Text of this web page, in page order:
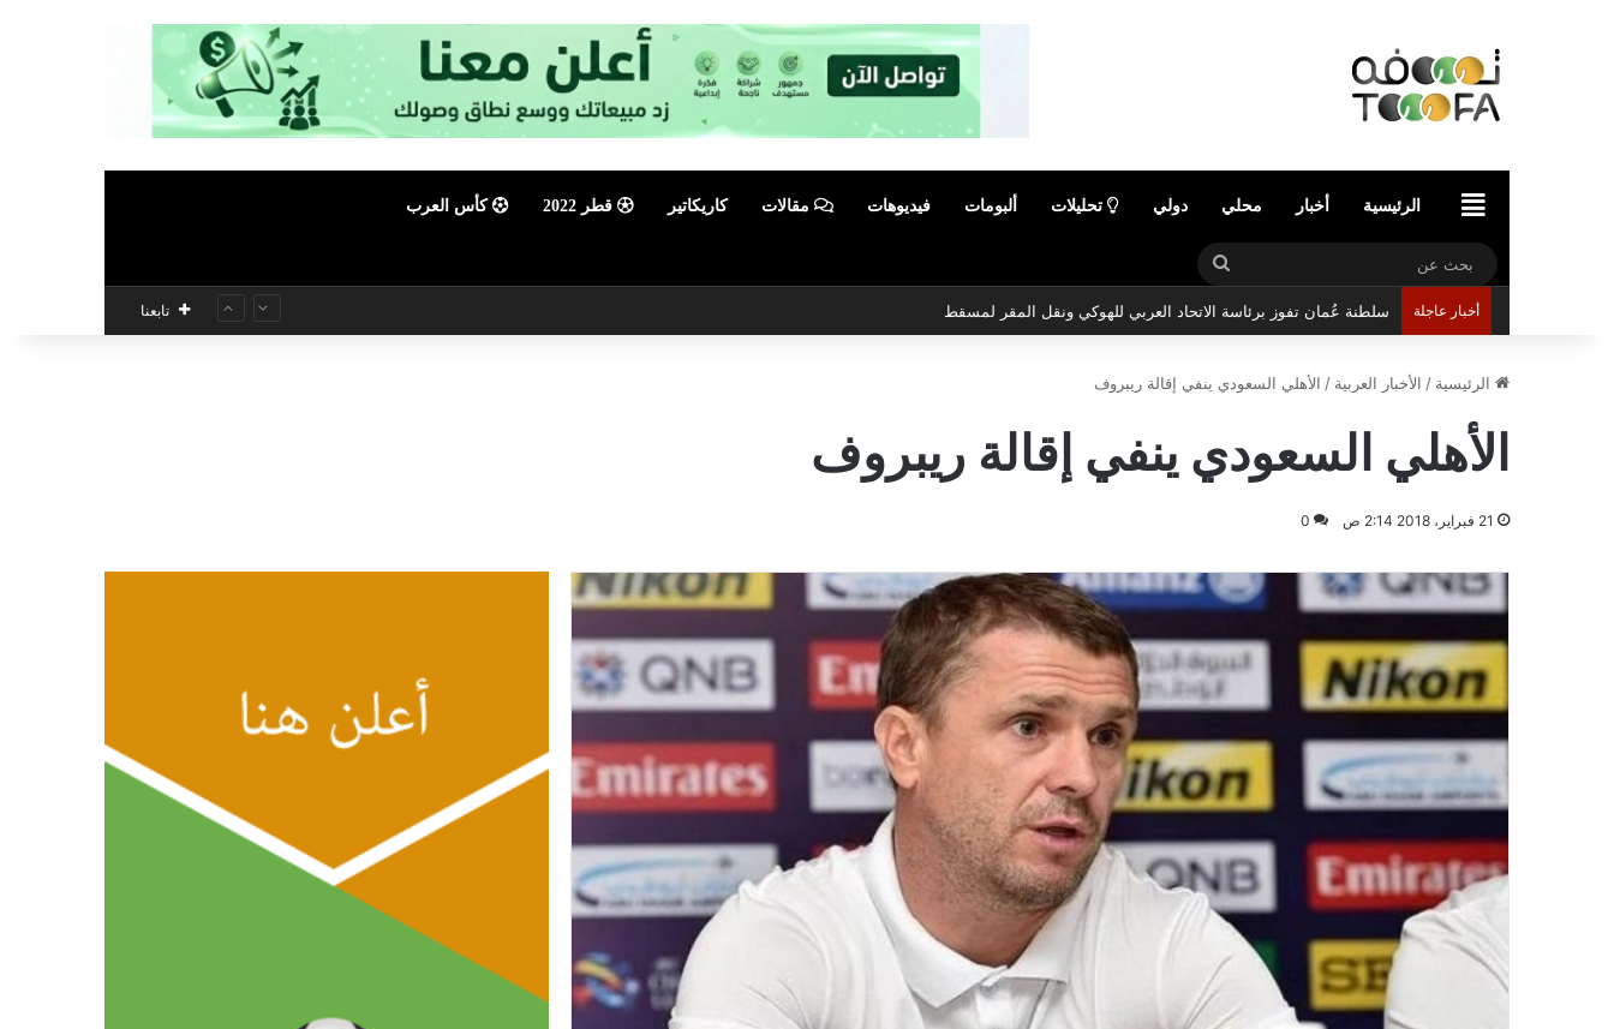
الرئيسيةالرئيسية أخبار محلي دولي تحليلات ألبومات فيديوهات مقالات كاريكاتير قطر 2022 كأس العرب
بحث
عن
أخبار عاجلة سلطنة عُمان تفوز برئاسة الاتحاد العربي للهوكي ونقل المقر لمسقط تابعنا
الرئيسية / الأخبار العربية / الأهلي السعودي ينفي إقالة ريبروف
الأهلي السعودي ينفي إقالة ريبروف
21 فبراير، 2018 2:14 ص 0